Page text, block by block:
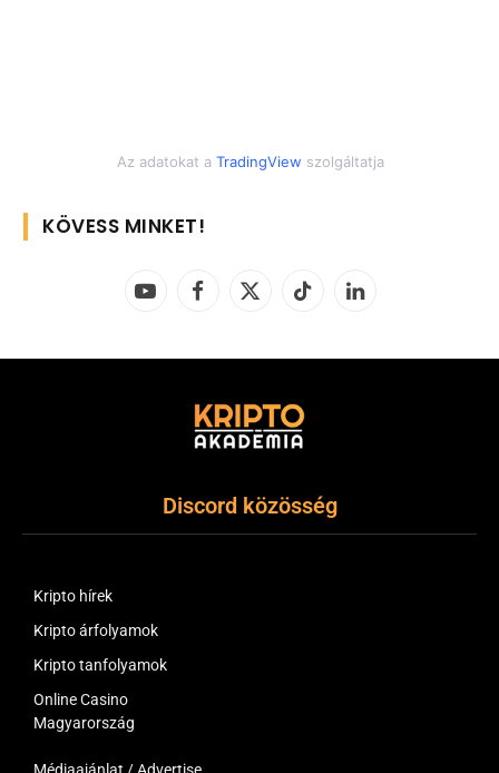
Az adatokat a TradingView szolgáltatja
KÖVESS MINKET!
YouTubeFacebook
X
TikTok LinkedIn
Discord közösség
Kripto hírek
Kripto árfolyamok
Kripto tanfolyamok
Online Casino
Magyarország